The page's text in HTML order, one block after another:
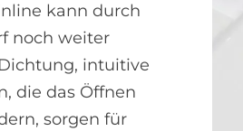
kann durch
noch weiter
intuitive
die das Öffnen
sorgen für